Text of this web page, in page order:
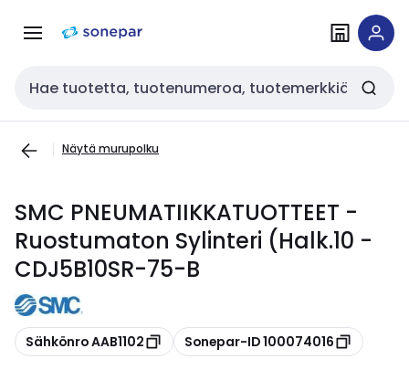
navigointiinsisältöön
Haku
Näytä murupolku
SMC PNEUMATIIKKATUOTTEET -
Ruostumaton Sylinteri (Halk.10 -
CDJ5B10SR-75-B
Kopioi
Sähkönro AAB1102 Kopioi
Sonepar-ID 100074016